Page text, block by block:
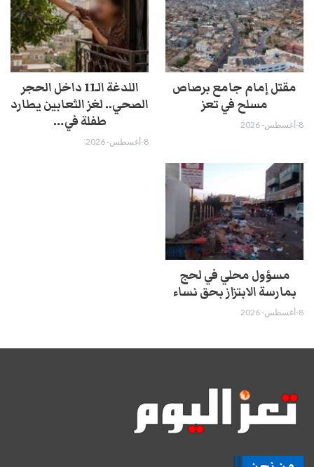
مقتل إمام جامع برصاص
مسلح في تعز
8-أغسطس- 2026
اللدغة الـ11 داخل الحجر
الصحي.. لغز الثعابين يطارد
طفلة في…
8-أغسطس- 2026
مسؤول محلي في لحج
بمارسة الابتزاز بحق نساء
8-أغسطس- 2026